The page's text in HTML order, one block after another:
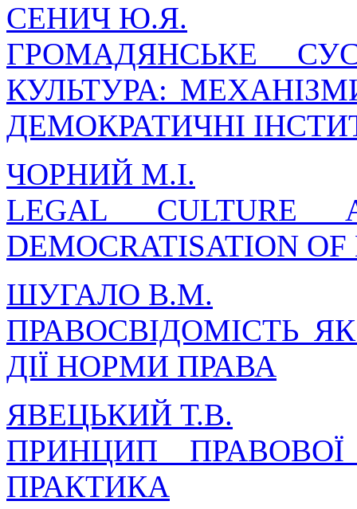
СЕНИЧ Ю.Я.
ГРОМАДЯНСЬКЕ
КУЛЬТУРА:
ДЕМОКРАТИЧНІ
ЧОРНИЙ М.І.
LEGAL CULTURE
DEMOCRATISATION
ШУГАЛО В.М.
ПРАВОСВІДОМІСТЬ
ДІЇ НОРМИ ПРАВА
ЯВЕЦЬКИЙ Т.В.
ПРИНЦИП
ПРАКТИКА